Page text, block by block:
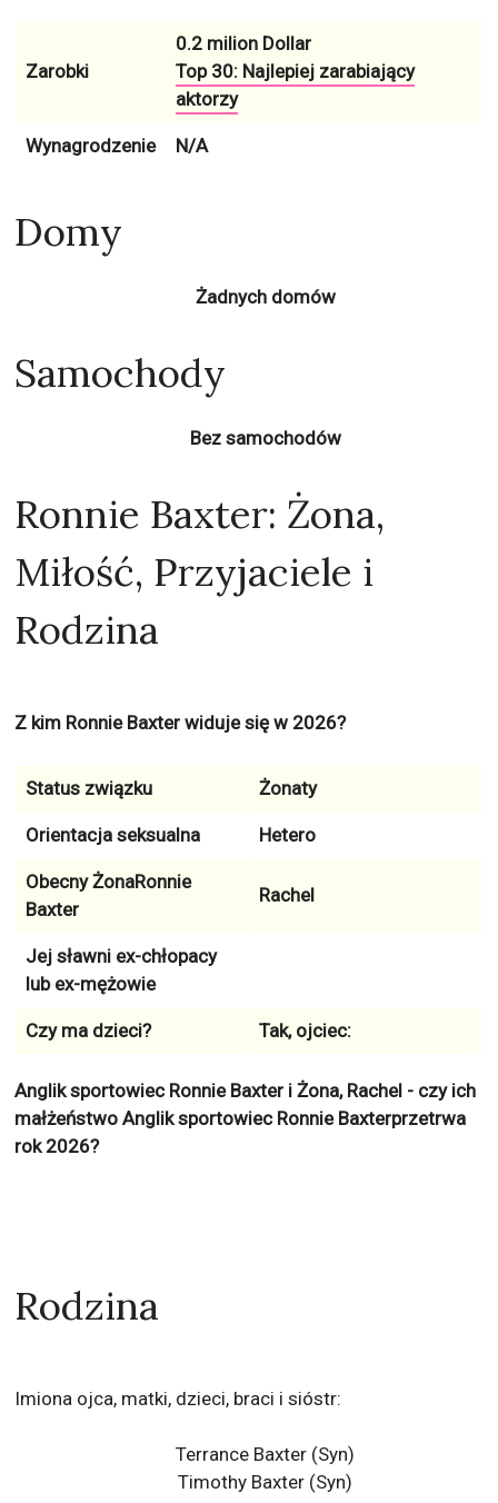
Zarobki
0.2 milion Dollar
Top 30: Najlepiej zarabiający
aktorzy
Wynagrodzenie N/A
Domy
Żadnych domów
Samochody
Bez samochodów
Ronnie Baxter: Żona,
Miłość, Przyjaciele i
Rodzina
Z kim Ronnie Baxter widuje się w 2026?
Status związku Żonaty
Orientacja seksualna Hetero
Obecny ŻonaRonnie
Baxter
Rachel
Jej sławni ex-chłopacy
lub ex-mężowie
Czy ma dzieci? Tak, ojciec:
Anglik sportowiec Ronnie Baxter i Żona, Rachel - czy ich
małżeństwo Anglik sportowiec Ronnie Baxterprzetrwa
rok 2026?
Rodzina
Imiona ojca, matki, dzieci, braci i sióstr:
Terrance Baxter (Syn)
Timothy Baxter (Syn)